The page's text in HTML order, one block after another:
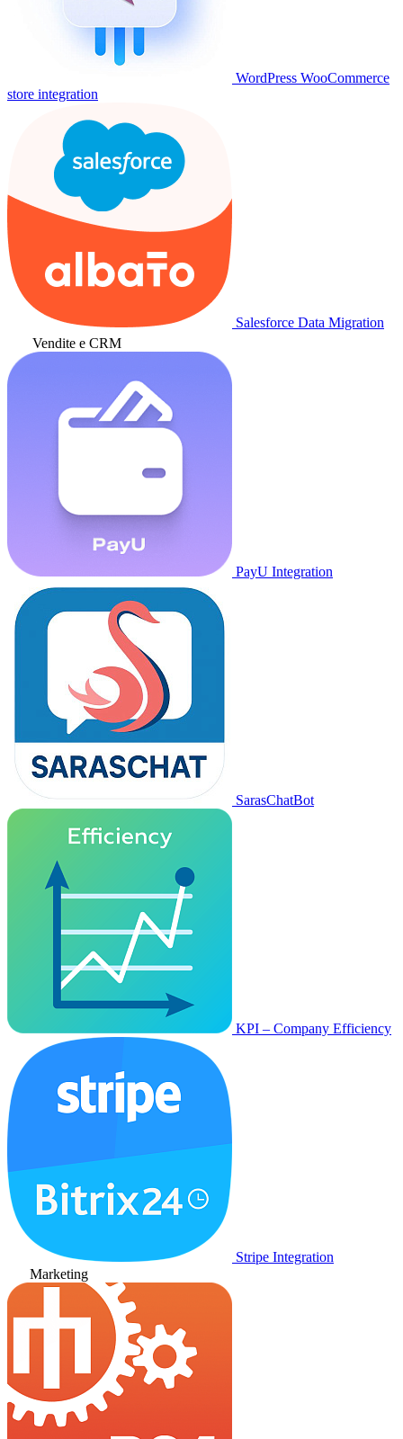
WordPress WooCommerce
store integration
Salesforce Data Migration
Vendite e CRM
PayU Integration
SarasChatBot
KPI – Company Efficiency
Stripe Integration
Marketing